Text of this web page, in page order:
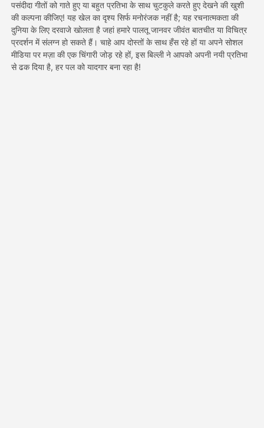
मूल्य
पसंदीदा गीतों को गाते हुए या बहुत प्रतिभा के साथ चुटकुले करते हुए देखने की खुशी
की कल्पना कीजिए! यह खेल का दृश्य सिर्फ मनोरंजक नहीं है; यह रचनात्मकता की
दुनिया के लिए दरवाजे खोलता है जहां हमारे पालतू जानवर जीवंत बातचीत या विचित्र
प्रदर्शन में संलग्न हो सकते हैं। चाहे आप दोस्तों के साथ हँस रहे हों या अपने सोशल
मीडिया पर मज़ा की एक चिंगारी जोड़ रहे हों, इस बिल्ली ने आपको अपनी नयी प्रतिभा
से ढक दिया है, हर पल को यादगार बना रहा है!